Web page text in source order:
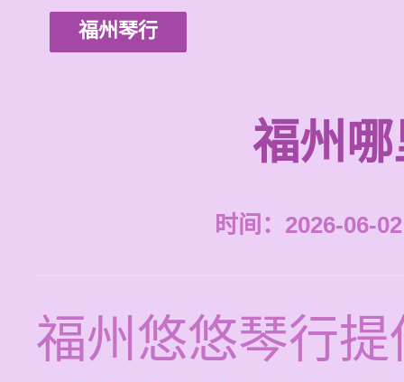
福州琴行
福州
时间：2026-06-
福州悠悠琴行